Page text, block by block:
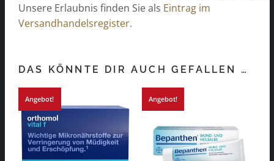
Unsere Erlaubnis finden Sie als Eintrag im
Versandhandelsregister.
DAS KÖNNTE DIR AUCH GEFALLEN …
Angebot! Angebot!